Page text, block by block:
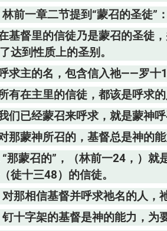
前一章二节提到“蒙召的圣徒”：
基督里的信徒乃是蒙召的圣徒
达到性质上的圣别。
求主的名，包含信入祂——罗十
有在主里的信徒，都该是呼求
们已经蒙召来呼求，就是蒙神呼
那蒙神所召的，基督总是神的能
“那蒙召的”，（林前一24，）
徒十三48）的信徒。
那相信基督并呼求祂名的人，
钉十字架的基督是神的能力，为